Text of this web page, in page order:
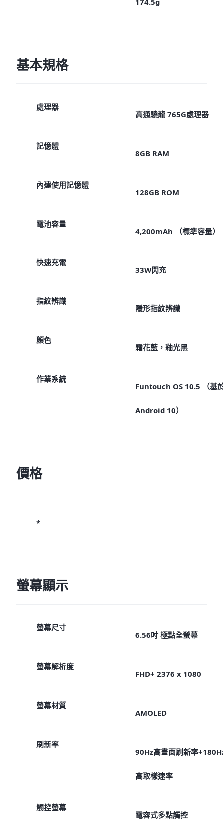
基本規格
處理器
高通驍龍 765G處理器
記憶體
8GB RAM
內建使用記憶體
128GB ROM
電池容量
4,200mAh （標準容量）
快速充電
33W閃充
指紋辨識
隱形指紋辨識
顏色
霜花藍，釉光黑
作業系統
Funtouch OS 10.5 （基
Android 10）
價格
*
螢幕顯示
螢幕尺寸
6.56吋 極點全螢幕
螢幕解析度
FHD+ 2376 x 1080
螢幕材質
AMOLED
刷新率
90Hz高畫面刷新率
高取樣速率
觸控螢幕
電容式多點觸控